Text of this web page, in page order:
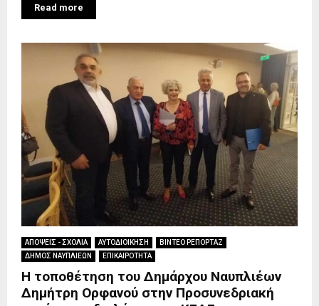
Read more
ΑΠΟΨΕΙΣ - ΣΧΟΛΙΑ ΑΥΤΟΔΙΟΙΚΗΣΗ
ΒΙΝΤΕΟ ΡΕΠΟΡΤΑΖ
ΔΗΜΟΣ ΝΑΥΠΛΙΕΩΝ
ΕΠΙΚΑΙΡΟΤΗΤΑ
Η τοποθέτηση του Δημάρχου Ναυπλιέων
Δημήτρη Ορφανού στην Προσυνεδριακή